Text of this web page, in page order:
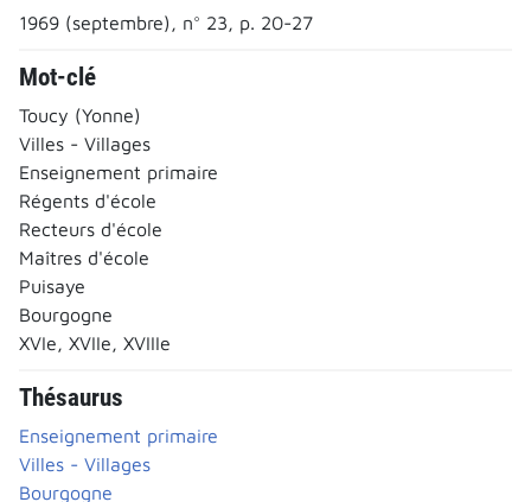
1969 (septembre), n° 23, p. 20-27
Mot-clé
Toucy (Yonne)
Villes - Villages
Enseignement primaire
Régents d'école
Recteurs d'école
Maîtres d'école
Puisaye
Bourgogne
XVIe, XVIIe, XVIIIe
Thésaurus
Enseignement primaire
Villes - Villages
Bourgogne